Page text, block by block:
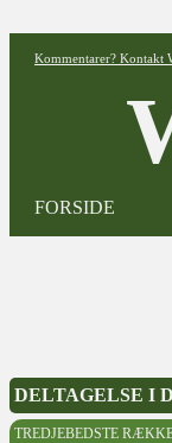
Kommentarer? Kontakt
FORSIDE
DELTAGELSE I
TREDJEBEDSTE